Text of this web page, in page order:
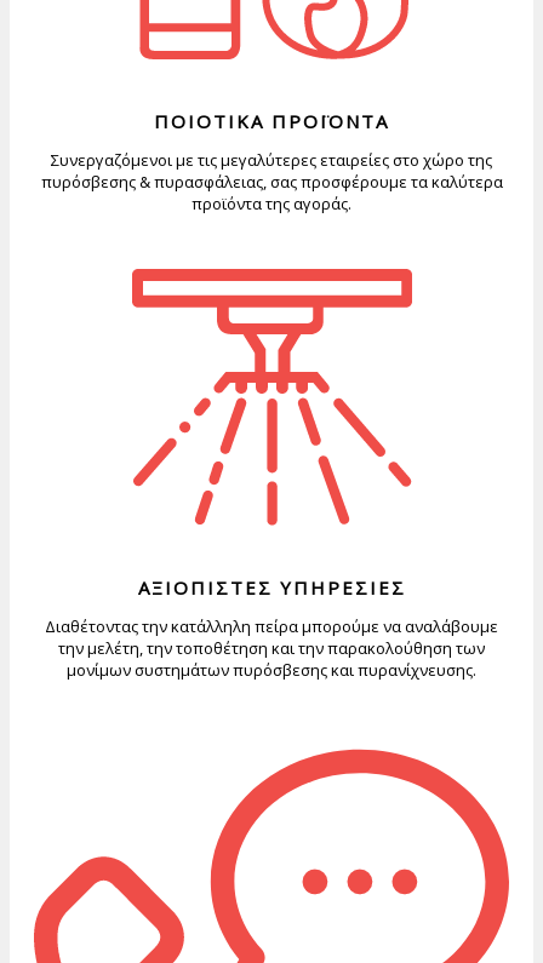
ΠΟΙΟΤΙΚΑ ΠΡΟΪΟΝΤΑ
Συνεργαζόμενοι με τις μεγαλύτερες εταιρείες στο χώρο της
πυρόσβεσης & πυρασφάλειας, σας προσφέρουμε τα καλύτερα
προϊόντα της αγοράς.
ΑΞΙΟΠΙΣΤΕΣ ΥΠΗΡΕΣΙΕΣ
Διαθέτοντας την κατάλληλη πείρα μπορούμε να αναλάβουμε
την μελέτη, την τοποθέτηση και την παρακολούθηση των
μονίμων συστημάτων πυρόσβεσης και πυρανίχνευσης.